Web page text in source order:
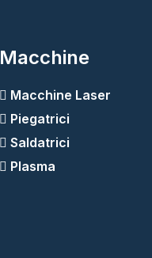
Macchine
Macchine Laser
Piegatrici
Saldatrici
Plasma